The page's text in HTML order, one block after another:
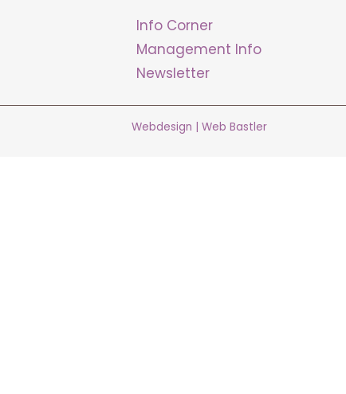
Info Corner
Management Info
Newsletter
Webdesign | Web Bastler